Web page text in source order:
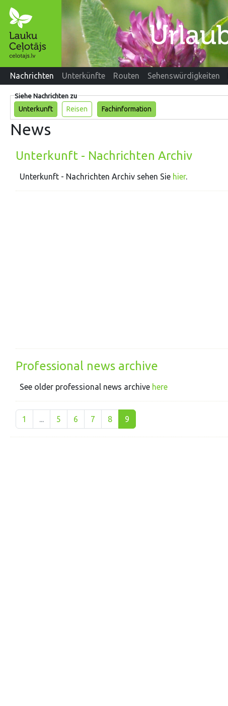
Nachrichten Unterkünfte Routen Sehenswürdigkeiten
Siehe Nachrichten zu
Unterkunft
Reisen Fachinformation
News
Unterkunft - Nachrichten Archiv
Unterkunft - Nachrichten Archiv sehen Sie hier.
Professional news archive
See older professional news archive here
1 ... 5 6 7 8 9